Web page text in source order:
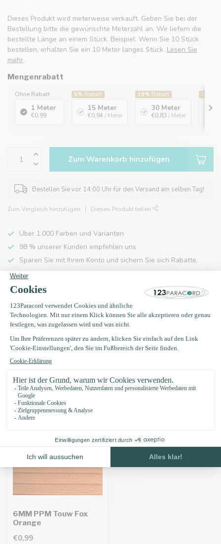
Dieses Produkt wird meterweise verkauft. Geben Sie bei der
Bestellung bitte die gewünschte Meterzahl an. Wir liefern die
bestellte Länge an einem Stück. Beispiel: Wenn Sie 10 Stück
bestellen, erhalten Sie ein 10 Meter langes Stück. Lesen Sie
mehr.
Mengenrabatt
Ohne Rabatt
1 Meter
€0,99
5% Rabatt
15 Meter
€0,94 / Meter
16% Rabatt
30 Meter
€0,83 / Meter
20%
Zum Warenkorb hinzufügen
Bestellen Sie vor 14:00 Uhr für den Versand am selben Tag!
Zum Vergleich hinzufügen Dieses Produkt teilen
Über 1.000 Farben und Varianten
98 % unserer Kunden empfehlen uns
Sparen Sie mit Ihrem Konto und sichern Sie sich Rabatte.
Kostenlose Lieferung nach Hause ab 150 €
Produktbeschreibung
Zuletzt angesehen
6MM PPM Touw Fox
Orange
€0,99